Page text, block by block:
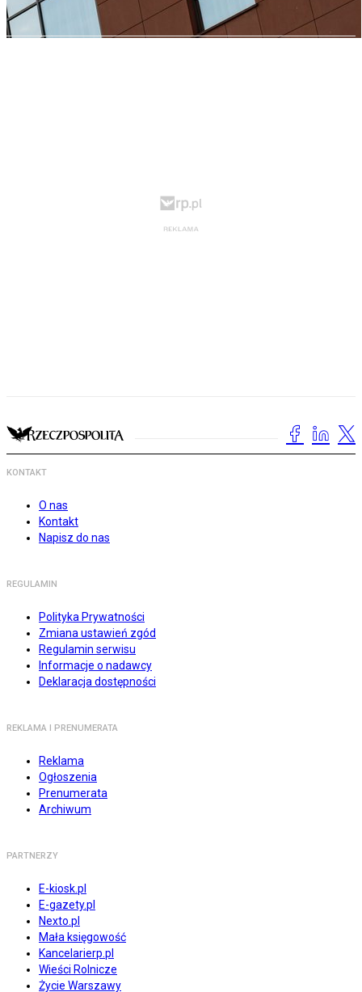
KONTAKT
O nas
Kontakt
Napisz do nas
REGULAMIN
Polityka Prywatności
Zmiana ustawień zgód
Regulamin serwisu
Informacje o nadawcy
Deklaracja dostępności
REKLAMA I PRENUMERATA
Reklama
Ogłoszenia
Prenumerata
Archiwum
PARTNERZY
E-kiosk.pl
E-gazety.pl
Nexto.pl
Mała księgowość
Kancelarierp.pl
Wieści Rolnicze
Życie Warszawy